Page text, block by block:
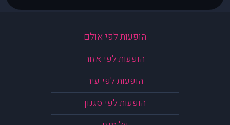
הופעות לפי אולם
הופעות לפי אזור
הופעות לפי עיר
הופעות לפי סגנון